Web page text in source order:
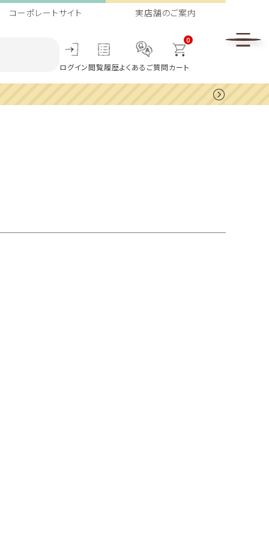
コーポレートサイト 実店舗のご案内
ログイン閲覧履歴よくあるご質問
0
カート